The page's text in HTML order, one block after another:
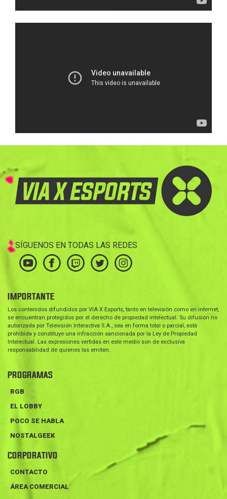
SÍGUENOS EN TODAS LAS REDES
IMPORTANTE
Los contenidos difundidos por VIA X Esports, tanto en televisión como en internet,
se encuentran protegidos por el derecho de propiedad intelectual. Su difusión no
autorizada por Televisión Interactiva S.A., sea en forma total o parcial, está
prohibida y constituye una infracción sancionada por la Ley de Propiedad
Intelectual. Las expresiones vertidas en este medio son de exclusiva
responsabilidad de quienes las emiten.
PROGRAMAS
RGB
EL LOBBY
POCO SE HABLA
NOSTALGEEK
CORPORATIVO
CONTACTO
ÁREA COMERCIAL